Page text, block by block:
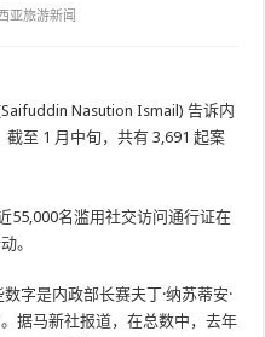
亚旅游新闻
Nasution Ismail) 告诉内
至 1 月中旬，共有 3,691 起案
55,000名滥用社交访问通行证在
。
字是内政部长赛夫丁·纳苏蒂安·
据马新社报道，在总数中，去年